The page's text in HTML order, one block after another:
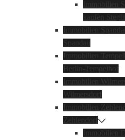
Immobilien
kaufen
Immobilien
Spandau
Immobilien
Berlin-Tempelhof
Immobilien
Wilmersdorf
Immobilien
Zehlendorf
Immobilien